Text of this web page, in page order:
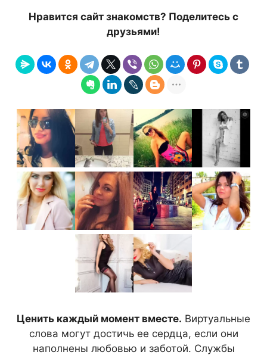
Нравится сайт знакомств? Поделитесь с
друзьями!
Ценить каждый момент вместе. Виртуальные
слова могут достичь ее сердца, если они
наполнены любовью и заботой. Службы